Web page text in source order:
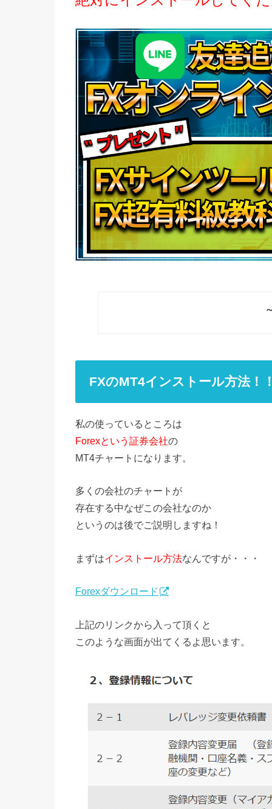
FXのMT4インストール方法！
私の使っているところは
Forexという証券会社の
MT4チャートになります。
多くの会社のチャートが
存在する中なぜこの会社なのか
というのは後でご説明しますね！
まずはインストール方法なんですが・・・
Forexダウンロード
上記のリンクから入って頂くと
このような画面が出てくるよ思います。